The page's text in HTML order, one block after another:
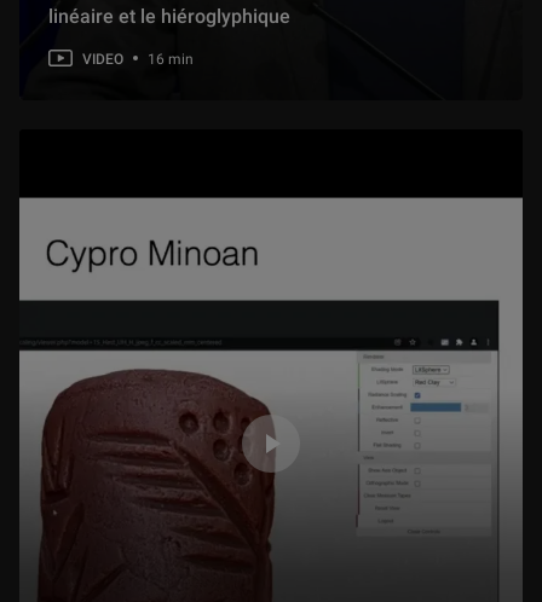
linéaire et le hiéroglyphique
VIDEO 16 min